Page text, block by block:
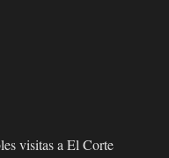
visitas a El Corte